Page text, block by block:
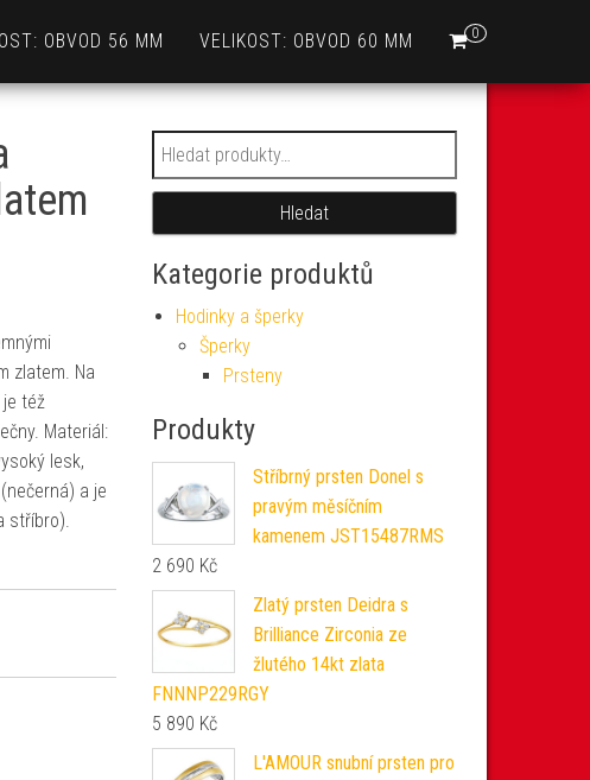
0
OBVOD 56 MM VELIKOST: OBVOD 60 MM
zlatem. Na
též
Materiál:
lesk,
a je
stříbro).
Hledat:
Hledat
Kategorie produktů
Hodinky a šperky
Šperky
Prsteny
Produkty
Stříbrný prsten Donel s
pravým měsíčním
kamenem JST15487RMS
2 690 Kč
Zlatý prsten Deidra s
Brilliance Zirconia ze
žlutého 14kt zlata
FNNNP229RGY
5 890 Kč
L'AMOUR snubní prsten pro